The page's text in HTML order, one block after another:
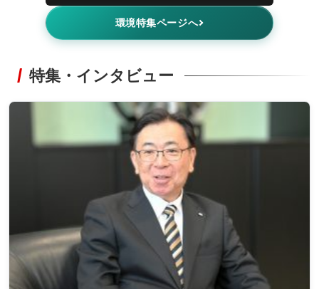
環境特集ページへ
特集・インタビュー